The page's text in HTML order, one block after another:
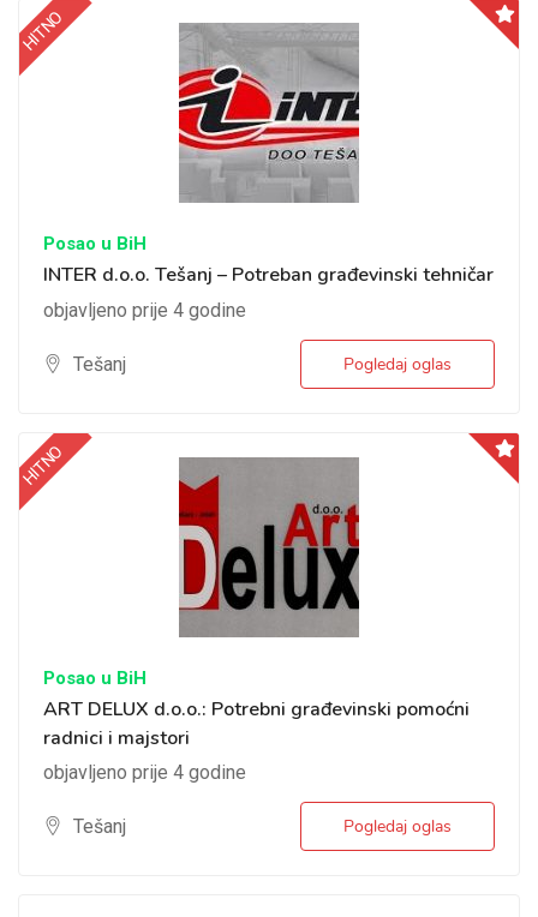
HITNO
Posao u BiH
INTER d.o.o. Tešanj – Potreban građevinski tehničar
objavljeno prije 4 godine
Tešanj Pogledaj oglas
HITNO
Posao u BiH
ART DELUX d.o.o.: Potrebni građevinski pomoćni
radnici i majstori
objavljeno prije 4 godine
Tešanj Pogledaj oglas